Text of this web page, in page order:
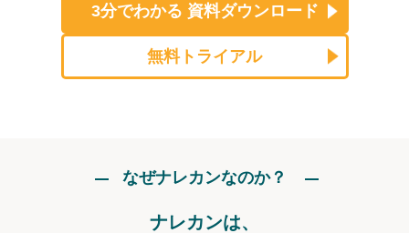
3分でわかる 資料ダウンロード
無料トライアル
なぜナレカンなのか？
ナレカンは、